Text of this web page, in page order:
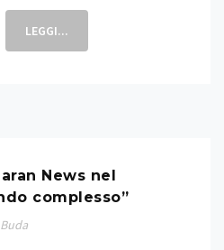
LEGGI...
News nel
complesso”